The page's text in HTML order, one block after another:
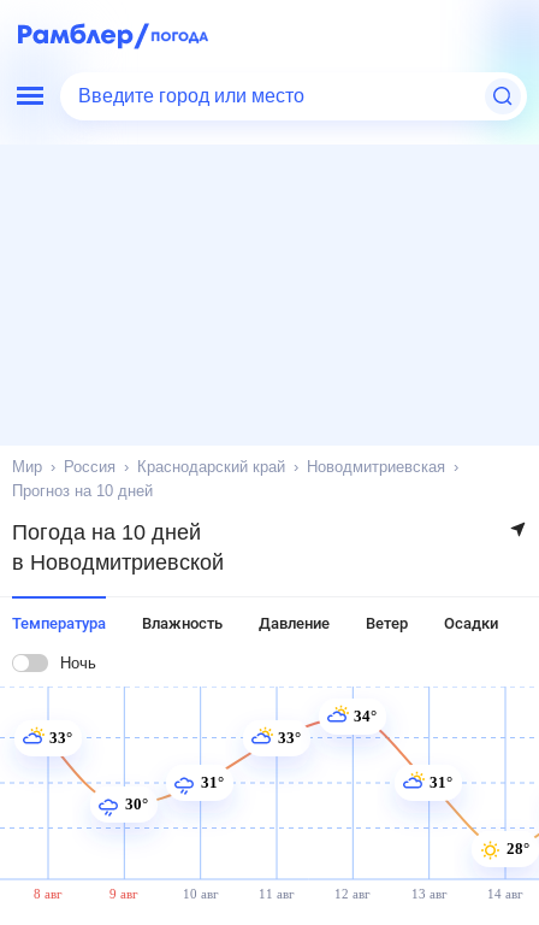
Введите город или место
Мир Россия Краснодарский край
Новодмитриевская
Прогноз на 10 дней
Погода на 10 дней
в Новодмитриевской
Температура Влажность Давление Ветер Осадки
Ночь
8 авг 9 авг 10 авг 11 авг 12 авг 13 авг 14 авг
33°
30°
31°
33°
34°
31°
28°